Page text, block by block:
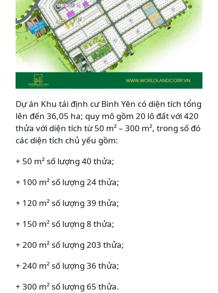
Dự án Khu tái định cư Bình Yên có diện tích tổng
lên đến 36,05 ha; quy mô gồm 20 lô đất với 420
thửa với diện tích từ 50 m² – 300 m², trong số đó
các diện tích chủ yếu gồm:
+ 50 m² số lượng 40 thửa;
+ 100 m² số lượng 24 thửa;
+ 120 m² số lượng 39 thửa;
+ 150 m² số lượng 8 thửa;
+ 200 m² số lượng 203 thửa;
+ 240 m² số lượng 36 thửa;
+ 300 m² số lượng 65 thửa.